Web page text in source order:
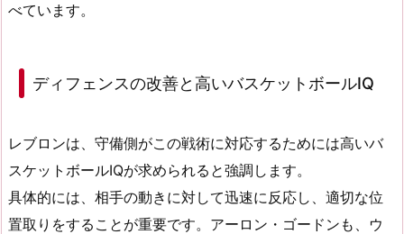
べています。
ディフェンスの改善と高いバスケットボールIQ
レブロンは、守備側がこの戦術に対応するためには高いバ
スケットボールIQが求められると強調します。
具体的には、相手の動きに対して迅速に反応し、適切な位
置取りをすることが重要です。アーロン・ゴードンも、ウ